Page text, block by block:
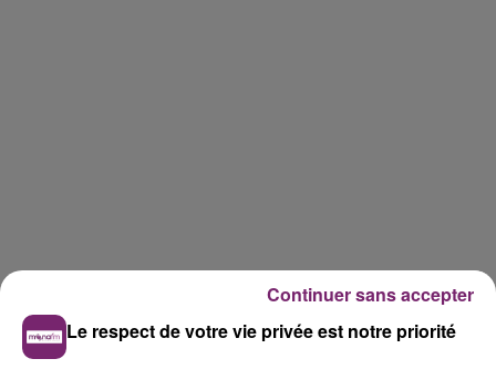
Le respect de votre vie privée est notre priorité
Continuer sans accepter